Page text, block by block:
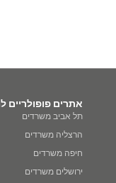
אתרים פופולריים
תל אביב משרדים
הרצליה משרדים
חיפה משרדים
ירושלים משרדים